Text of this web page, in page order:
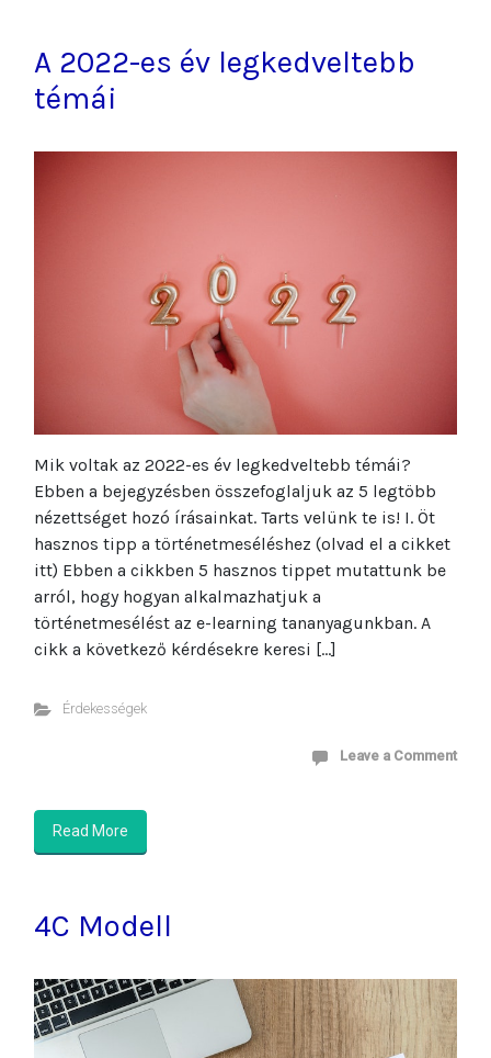
A 2022-es év legkedveltebb
témái
Mik voltak az 2022-es év legkedveltebb témái?
Ebben a bejegyzésben összefoglaljuk az 5 legtöbb
nézettséget hozó írásainkat. Tarts velünk te is! I. Öt
hasznos tipp a történetmeséléshez (olvad el a cikket
itt) Ebben a cikkben 5 hasznos tippet mutattunk be
arról, hogy hogyan alkalmazhatjuk a
történetmesélést az e-learning tananyagunkban. A
cikk a következő kérdésekre keresi […]
Érdekességek
Leave a Comment
Read More
4C Modell